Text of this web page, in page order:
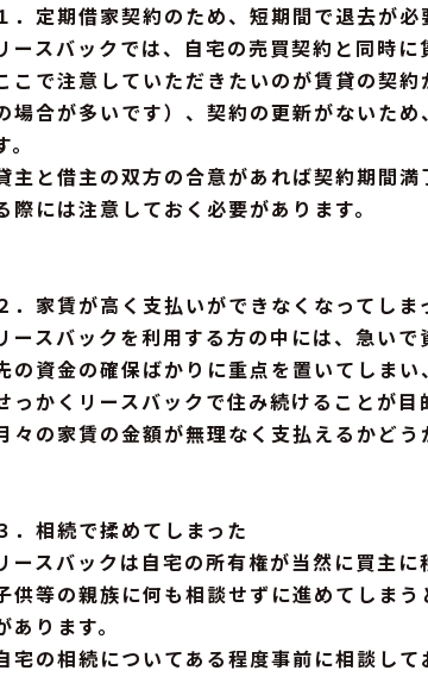
．定期借家契約のため、短期間で退去が必
ースバックでは、自宅の売買契約と同時に
こで注意していただきたいのが賃貸の契
場合が多いです）、契約の更新がないた
。
主と借主の双方の合意があれば契約期間
際には注意しておく必要があります。
．家賃が高く支払いができなくなってしま
ースバックを利用する方の中には、急い
の資金の確保ばかりに重点を置いてしま
っかくリースバックで住み続けることが
々の家賃の金額が無理なく支払えるかど
．相続で揉めてしまった
ースバックは自宅の所有権が当然に買主に
供等の親族に何も相談せずに進めてしま
あります。
宅の相続についてある程度事前に相談して